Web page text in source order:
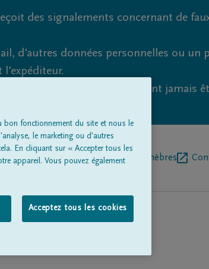
des signalements concernant de
d'autres données personnelles ou un
l'expéditeur.
et de fraude ne peuvent jamais
de nousEntrepreneur de pompes funèbres
bon fonctionnement du site et nous le
le marketing ou d'autres
En cliquant sur « Accepter tous les
appareil. Vous pouvez également
Acceptez tous les cookies